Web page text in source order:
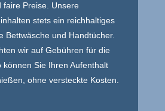
faire Preise. Unsere
stets ein reichhaltiges
Bettwäsche und Handtücher.
wir auf Gebühren für die
können Sie Ihren Aufenthalt
ohne versteckte Kosten.